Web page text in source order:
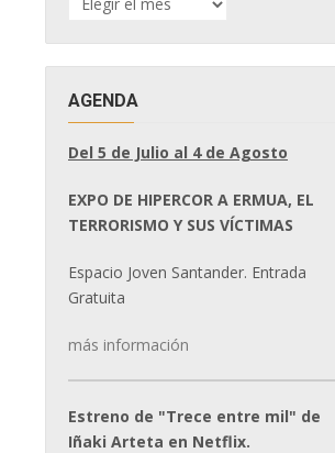
DE
AGENDA
Del 5 de Julio al 4 de Agosto
EXPO DE HIPERCOR A ERMUA, EL
TERRORISMO Y SUS VÍCTIMAS
Espacio Joven Santander. Entrada
Gratuita
más información
Estreno de "Trece entre mil" de
Iñaki Arteta en Netflix.